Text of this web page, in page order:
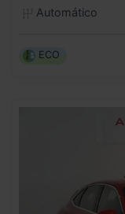
Automático
ECO